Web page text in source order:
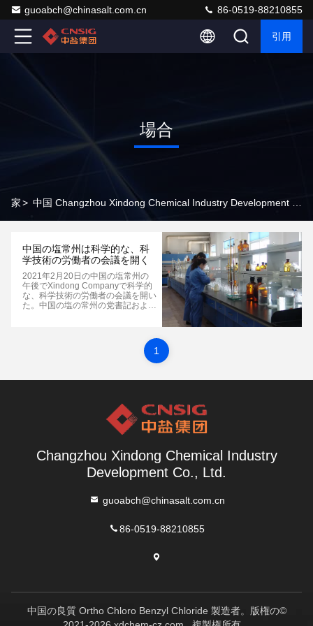
guoabch@chinasalt.com.cn 86-0519-88210855
引用
場合
家>
中国の塩常州は科学的な、科
学技術の労働者の会議を開く
2021年2月20日の中国の塩常州の
午後でXindong Companyで科学的
な、科学技術の労働者の会議を開い
た。中国の塩の常州の党書記および
Chairman代理党書記および秘書は
よびすべてのスタッフ会合に出席し
た。タオWenping副部長会合...
1
Changzhou Xindong Chemical Industry
Development Co., Ltd.
guoabch@chinasalt.com.cn
86-0519-88210855
中国の良質 Ortho Chloro Benzyl Chloride 製造者。版権の©